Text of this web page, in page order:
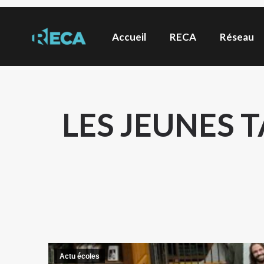
Accueil RECA Réseau
LES JEUNES
Actu écoles